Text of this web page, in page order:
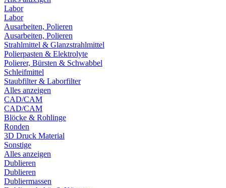
Labor
Labor
Ausarbeiten, Polieren
Ausarbeiten, Polieren
Strahlmittel & Glanzstrahlmittel
Polierpasten & Elektrolyte
Polierer, Bürsten & Schwabbel
Schleifmittel
Staubfilter & Laborfilter
Alles anzeigen
CAD/CAM
CAD/CAM
Blöcke & Rohlinge
Ronden
3D Druck Material
Sonstige
Alles anzeigen
Dublieren
Dublieren
Dubliermassen